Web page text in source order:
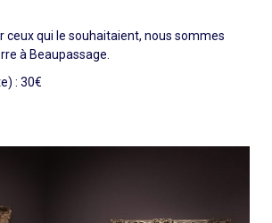
ceux qui le souhaitaient, nous sommes
à Beaupassage.
: 30€